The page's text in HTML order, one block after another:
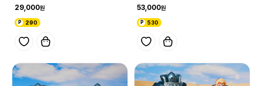
29,000
290
53,000
530